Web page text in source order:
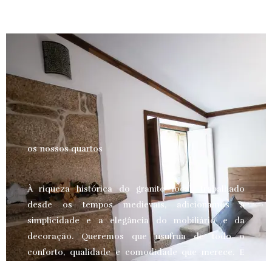
os nossos quartos
À riqueza histórica do granito local, trabalhado
desde os tempos medievais, adicionamos a
simplicidade e a elegância do mobiliário e da
decoração. Queremos que usufrua de todo o
conforto, qualidade e comodidade que merece.
E